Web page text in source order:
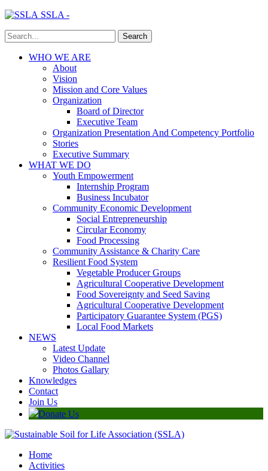
SSLA -
WHO WE ARE
About
Vision
Mission and Core Values
Organization
Board of Director
Executive Team
Organization Presentation And Competency Portfolio
Stories
Executive Summary
WHAT WE DO
Youth Empowerment
Internship Program
Business Incubator
Community Economic Development
Social Entrepreneurship
Circular Economy
Food Processing
Community Assistance & Charity Care
Resilient Food System
Vegetable Producer Groups
Agricultural Cooperative Development
Food Sovereignty and Seed Saving
Agricultural Cooperative Development
Participatory Guarantee System (PGS)
Local Food Markets
NEWS
Latest Update
Video Channel
Photos Gallary
Knowledges
Contact
Join Us
Donate Us
Home
Activities